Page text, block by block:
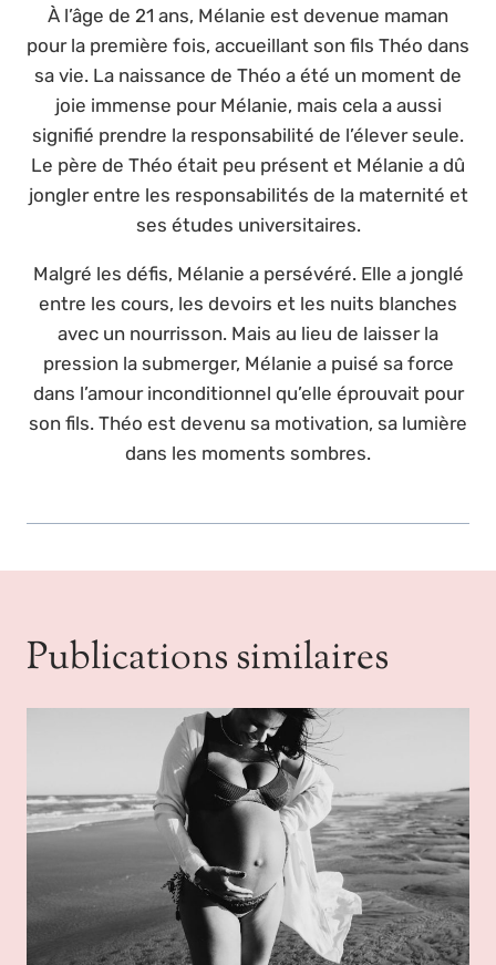
À l’âge de 21 ans, Mélanie est devenue maman
pour la première fois, accueillant son fils Théo dans
sa vie. La naissance de Théo a été un moment de
joie immense pour Mélanie, mais cela a aussi
signifié prendre la responsabilité de l’élever seule.
Le père de Théo était peu présent et Mélanie a dû
jongler entre les responsabilités de la maternité et
ses études universitaires.
Malgré les défis, Mélanie a persévéré. Elle a jonglé
entre les cours, les devoirs et les nuits blanches
avec un nourrisson. Mais au lieu de laisser la
pression la submerger, Mélanie a puisé sa force
dans l’amour inconditionnel qu’elle éprouvait pour
son fils. Théo est devenu sa motivation, sa lumière
dans les moments sombres.
Publications similaires